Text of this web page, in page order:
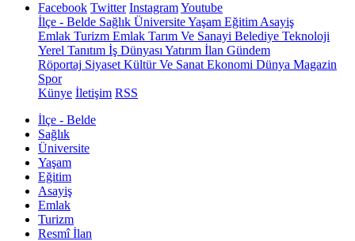
Facebook Twitter InstagramYoutube
İlçe - Belde Sağlık ÜniversiteYaşam Eğitim Asayiş
Emlak Turizm Emlak Tarım Ve Sanayi Belediye Teknoloji
Yerel Tanıtım İş Dünyası Yatırım İlan Gündem
Röportaj Siyaset Kültür Ve Sanat Ekonomi Dünya Magazin
Spor
Künye İletişim RSS
İlçe - Belde
Sağlık
Üniversite
Yaşam
Eğitim
Asayiş
Emlak
Turizm
Resmî İlan